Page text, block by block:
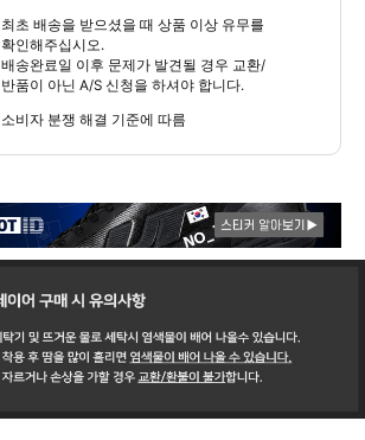
최초 배송을 받으셨을 때 상품 이상 유무를
확인해주십시오.
배송완료일 이후 문제가 발견될 경우 교환/
반품이 아닌 A/S 신청을 하셔야 합니다.
소비자 분쟁 해결 기준에 따름